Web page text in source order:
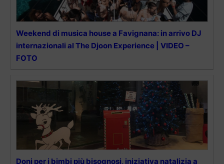
Weekend di musica house a Favignana: in arrivo DJ
internazionali al The Djoon Experience | VIDEO –
FOTO
Doni per i bimbi più bisognosi, iniziativa natalizia a